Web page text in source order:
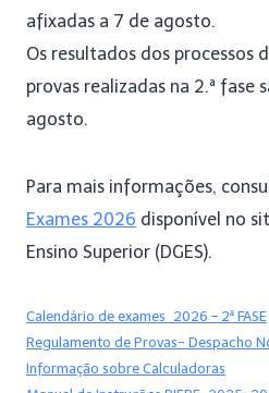
afixadas a 7 de agosto.
Os resultados dos processos
provas realizadas na 2.ª fase
agosto.
Para mais informações,
Exames 2026 disponível no
Ensino Superior (DGES).
Calendário de exames_2026 – 2ª FASE
Regulamento de Provas- Despacho
Informação sobre Calculadoras